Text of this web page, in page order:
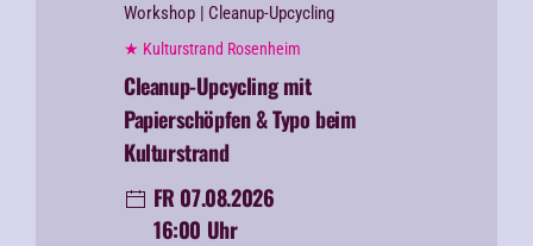
Workshop | Cleanup-Upcycling
★ Kulturstrand Rosenheim
Cleanup-Upcycling mit
Papierschöpfen & Typo beim
Kulturstrand
FR 07.08.2026
16:00 Uhr